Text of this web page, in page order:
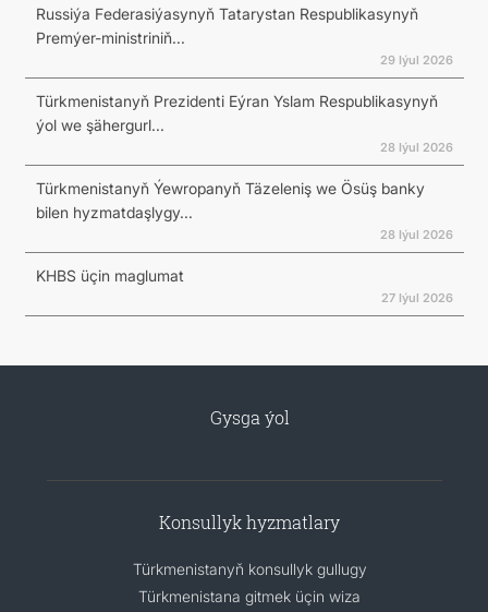
Russiýa Federasiýasynyň Tatarystan Respublikasynyň
Premýer-ministriniň...
29 Iýul 2026
Türkmenistanyň Prezidenti Eýran Yslam Respublikasynyň
ýol we şähergurl...
28 Iýul 2026
Türkmenistanyň Ýewropanyň Täzeleniş we Ösüş banky
bilen hyzmatdaşlygy...
28 Iýul 2026
KHBS üçin maglumat
27 Iýul 2026
Gysga ýol
Konsullyk hyzmatlary
Türkmenistanyň konsullyk gullugy
Türkmenistana gitmek üçin wiza